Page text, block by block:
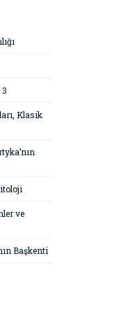
Klasik
ve
Başkenti